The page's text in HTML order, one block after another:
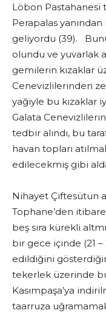
Löbon Pastahanesi
Perapalas yanından
geliyordu (39).
olundu ve yuvarlak
gemilerin kızaklar
Cenevizlilerinden
yağiyle bu kızaklar
Galata
tedbir alındı, bu
havan topları
edilecekmiş gibi
Nihayet Çiftesütun
Tophane’den
beş sıra kürekli
bir gece içinde (21 –
edildiğini
tekerlek üzerinde
Kasımpaşa’ya
taarruza